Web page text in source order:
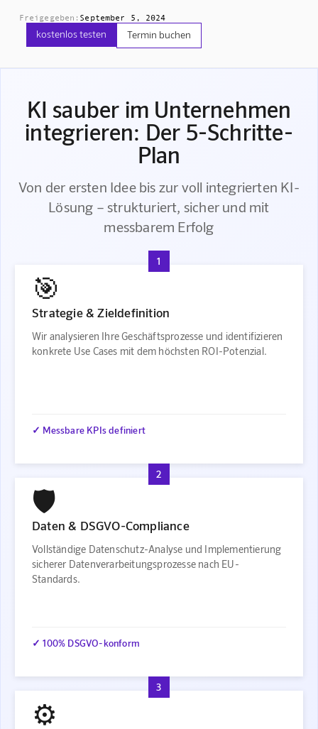
Freigegeben: September 5, 2024
kostenlos testen Termin buchen
KI sauber im Unternehmen
integrieren: Der 5-Schritte-
Plan
Von der ersten Idee bis zur voll integrierten KI-
Lösung – strukturiert, sicher und mit
messbarem Erfolg
1
🎯
Strategie & Zieldefinition
Wir analysieren Ihre Geschäftsprozesse und identifizieren
konkrete Use Cases mit dem höchsten ROI-Potenzial.
✓ Messbare KPIs definiert
2
🛡️
Daten & DSGVO-Compliance
Vollständige Datenschutz-Analyse und Implementierung
sicherer Datenverarbeitungsprozesse nach EU-
Standards.
✓ 100% DSGVO-konform
3
⚙️